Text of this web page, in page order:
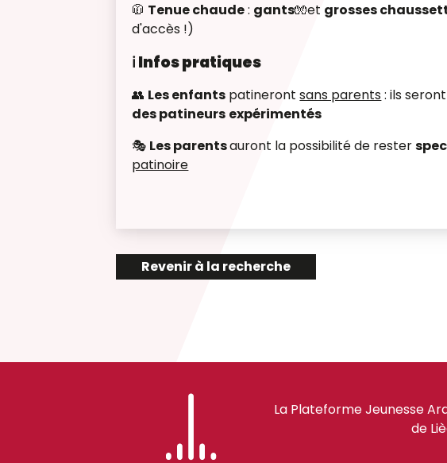
🧥 Tenue chaude: gants🧤et grosses
d'accès !)
ℹ️ Infos pratiques
👥 Les enfants patinerontsans parents: ils seront
des patineurs expérimentés
🎭 Les parentsauront la possibilité de rester
patinoire
Revenir à la recherche
La Plateforme Jeunesse
de